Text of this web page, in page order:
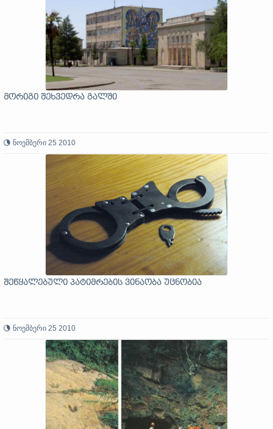
მორიგი შეხვედრა გალში
ნოემბერი 25 2010
შეწყალებული პატიმრების ვინაობა უცნობია
ნოემბერი 25 2010